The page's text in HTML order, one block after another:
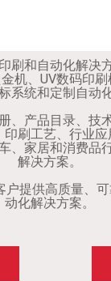
刷和自动化解决
机、UV数码印
系统和定制自动
、产品目录、技
刷工艺、行业
、家居和消费品
解决方案。
提供高质量、
动化解决方案。